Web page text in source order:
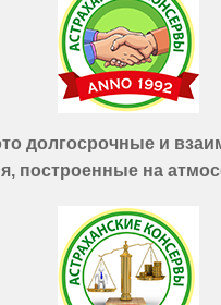
долгосрочные и
построенные на